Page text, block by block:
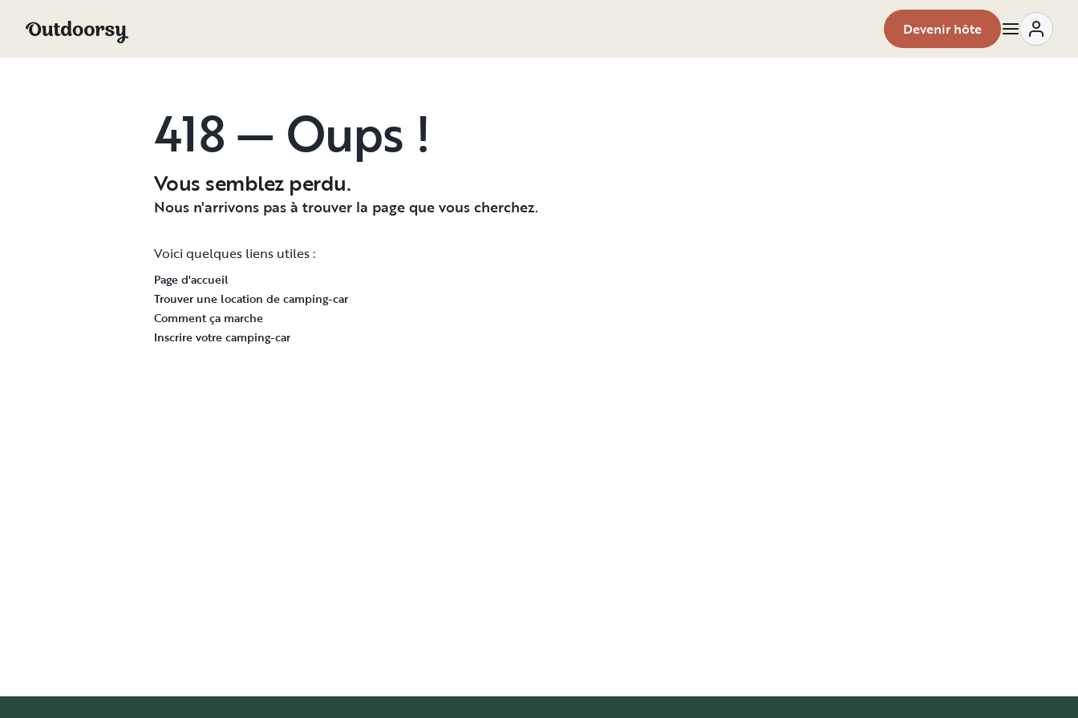
Devenir hôte
418 — Oups !
Vous semblez perdu.
Nous n'arrivons pas à trouver la page que vous cherchez.
Voici quelques liens utiles :
Page d'accueil
Trouver une location de camping-car
Comment ça marche
Inscrire votre camping-car